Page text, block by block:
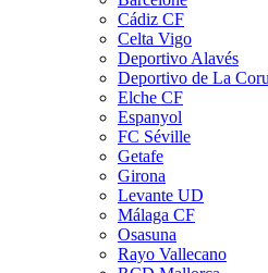
Cádiz CF
Celta Vigo
Deportivo Alavés
Deportivo de La
Elche CF
Espanyol
FC Séville
Getafe
Girona
Levante UD
Málaga CF
Osasuna
Rayo Vallecano